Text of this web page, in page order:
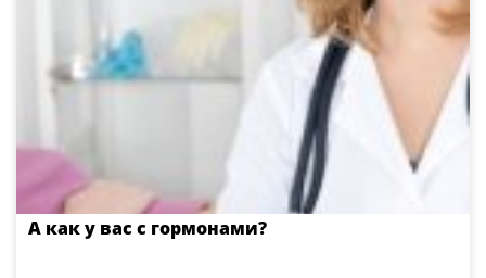
А как у вас с гормонами?